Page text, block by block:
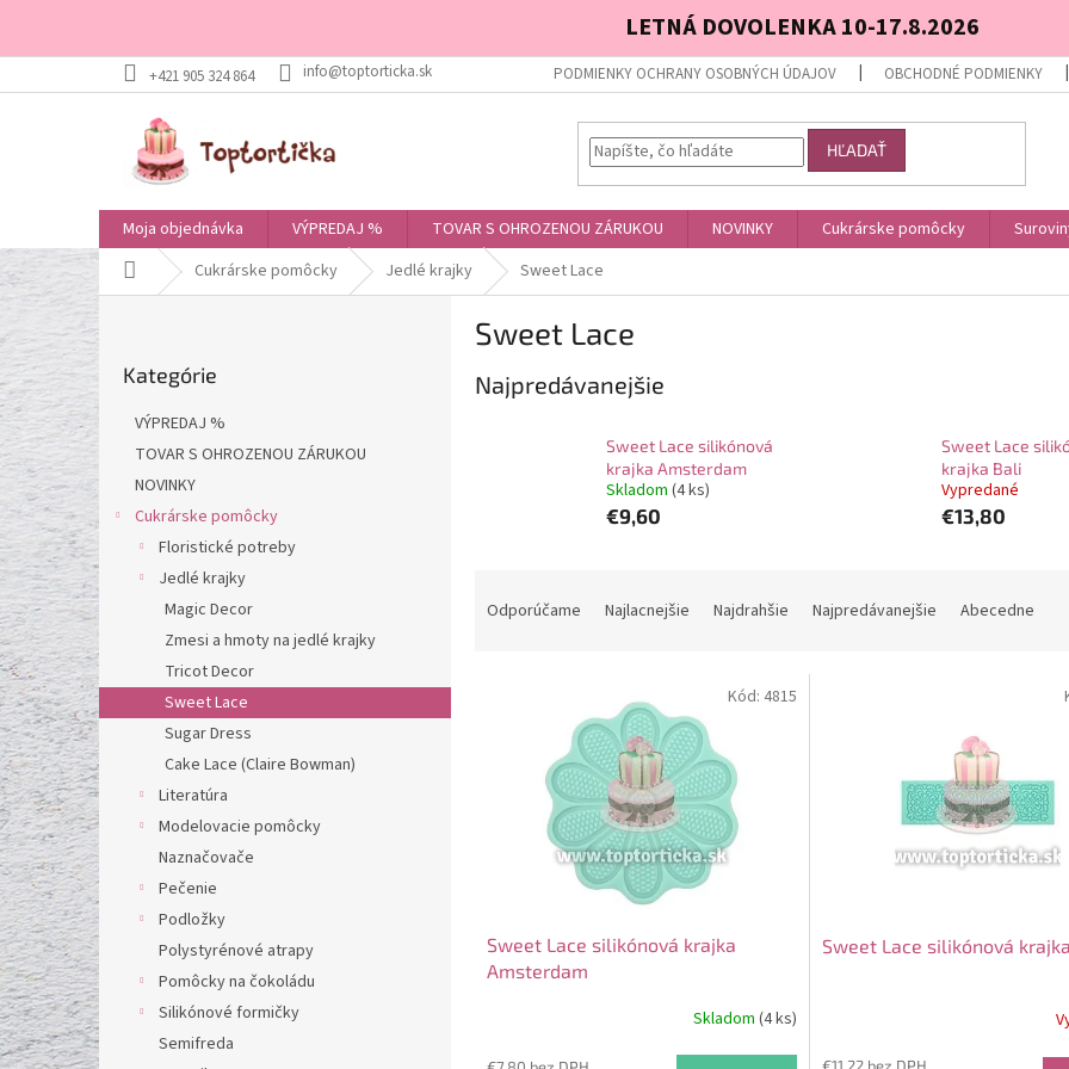
LETNÁ DOVOLENKA 10-17.8.2026
na
+421 905 324 864 PODMIENKY OCHRANY OSOBNÝCH ÚDAJOV OBCHODNÉ PODMIENKY
HĽADAŤ
Moja objednávka VÝPREDAJ % TOVAR S OHROZENOU ZÁRUKOU NOVINKY Cukrárske pomôcky
Domov Cukrárske pomôcky Jedlé krajky Sweet Lace
o
ý
e
kategórie
Kategórie
VÝPREDAJ %
TOVAR S OHROZENOU ZÁRUKOU
NOVINKY
Cukrárske pomôcky
Floristické potreby
Jedlé krajky
Magic Decor
Zmesi a hmoty na jedlé krajky
Tricot Decor
Sweet Lace
Sugar Dress
Cake Lace (Claire Bowman)
Literatúra
Modelovacie pomôcky
Naznačovače
Pečenie
Podložky
Polystyrénové atrapy
Pomôcky na čokoládu
Silikónové formičky
Semifreda
Sweet Lace
Najpredávanejšie
Sweet Lace silikónová
krajka Amsterdam
Skladom (4 ks)
€9,60
Sweet Lace
krajka Bali
Vypredané
€13,80
Odporúčame Najlacnejšie Najdrahšie Najpredávanejšie Abecedne
Sweet Lace silikónová krajka
Amsterdam
Skladom (4 ks)
Kód: 4815
Sweet Lace silikónová
€11,22 bez DPH